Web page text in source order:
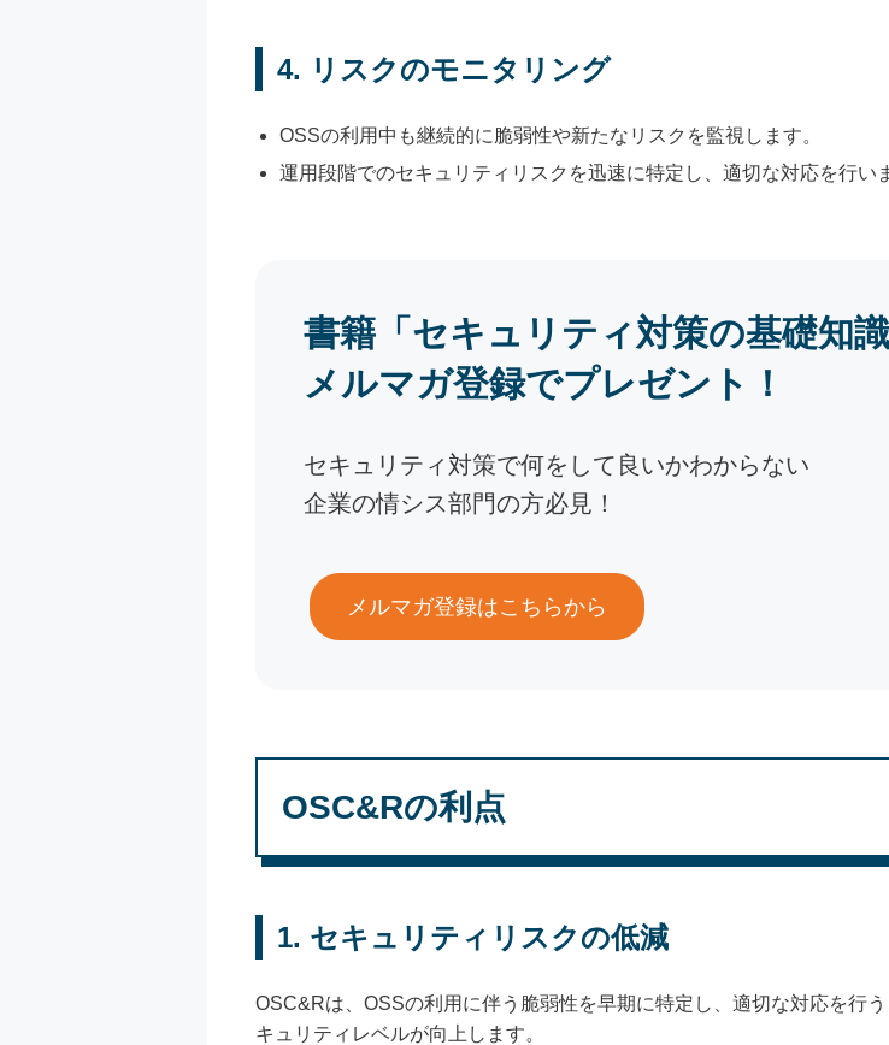
4. リスクのモニタリング
OSSの利用中も継続的に脆弱性や新たなリスクを監視します。
運用段階でのセキュリティリスクを迅速に特定し、適切な対応を行い
書籍「セキュリティ対策の基礎知識
メルマガ登録でプレゼント！
セキュリティ対策で何をして良いかわからない
企業の情シス部門の方必見！
メルマガ登録はこちらから
OSC&Rの利点
1. セキュリティリスクの低減
OSC&Rは、OSSの利用に伴う脆弱性を早期に特定し、適切な対応を行
キュリティレベルが向上します。